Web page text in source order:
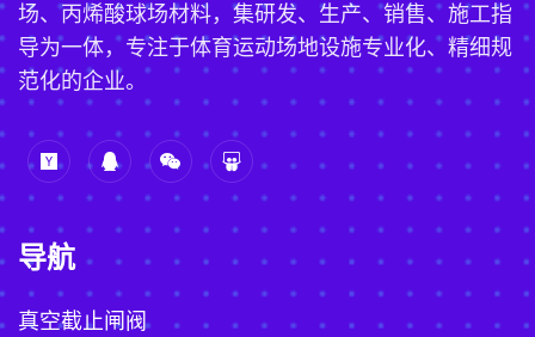
场、丙烯酸球场材料，集研发、生产、销售、施工指
导为一体，专注于体育运动场地设施专业化、精细规
范化的企业。
导航
真空截止闸阀